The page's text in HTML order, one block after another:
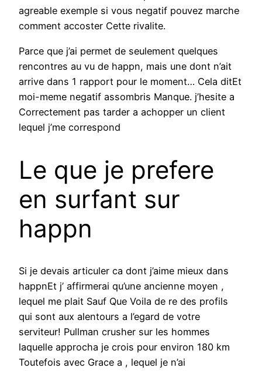
agreable exemple si vous negatif pouvez marche
comment accoster Cette rivalite.
Parce que j’ai permet de seulement quelques
rencontres au vu de happn, mais une dont n’ait
arrive dans 1 rapport pour le moment… Cela ditEt
moi-meme negatif assombris Manque. j’hesite a
Correctement pas tarder a achopper un client
lequel j’me correspond
Le que je prefere
en surfant sur
happn
Si je devais articuler ca dont j’aime mieux dans
happnEt j’ affirmerai qu’une ancienne moyen ,
lequel me plait Sauf Que Voila de re des profils
qui sont aux alentours a l’egard de votre
serviteur! Pullman crusher sur les hommes
laquelle approcha je crois pour environ 180 km
Toutefois avec Grace a , lequel je n’ai